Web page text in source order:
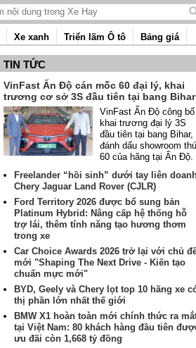
Xe xanh Triển lãm Ô tô
Bảng giá
TIN TỨC
VinFast Ấn Độ cán mốc 60 đại lý, khai
trương cơ sở 3S đầu tiên tại bang Bihar
VinFast Ấn Độ công bố
khai trương đại lý 3S
đầu tiên tại bang Bihar,
đánh dấu showroom
60 của hãng tại Ấn Độ.
Freelander “hồi sinh” dưới tay liên
Chery Jaguar Land Rover (CJLR)
Ford Territory 2026 được bổ sung bản
Platinum Hybrid: Nâng cấp hệ thống hỗ
trợ lái, thêm tính năng tạo hương thơm
trong xe
Car Choice Awards 2026 trở lại với chủ
mới "Shaping The Next Drive - Kiến tạo
chuẩn mực mới"
BYD, Geely và Chery lọt top 10 hãng xe
thị phần lớn nhất thế giới
BMW X1 hoàn toàn mới chính thức ra
tại Việt Nam: 80 khách hàng đầu tiên
ưu đãi còn 1,668 tỷ đồng